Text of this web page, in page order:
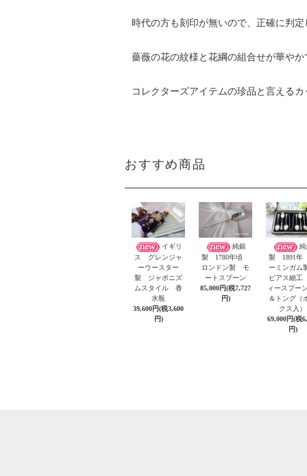
時代の方も刻印が無いので、正確に判
薔薇の花の紋様と花綱の組合せが華や
コレクターズアイテムの珍品と言えるカ
おすすめ商品
イギリ
ス グレンジャ
ーウースター
製 ジャポニズ
ムスタイル 香
水瓶
39,600円(税3,600
円)
純銀
製 1780年頃
ロンドン製 モ
ートスプーン
85,000円(税7,727
円)
純
製 1891
ーミンガム
ピアス細
ィースプー
＆トング（
クス入）
69,000円(税
円)